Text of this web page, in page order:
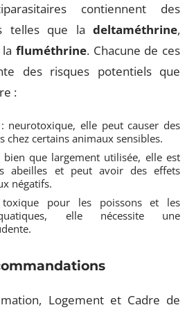
contiennent des
telles que la deltaméthrine,
fluméthrine. Chacune de ces
des risques potentiels que
:
: neurotoxique, elle peut causer des
chez certains animaux sensibles.
bien que largement utilisée, elle est
abeilles et peut avoir des effets
négatifs.
pour les poissons et les
elle nécessite une
Logement et Cadre de